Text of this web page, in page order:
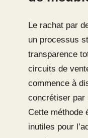
Le rachat par
un processus
transparence
circuits de
commence à
concrétiser par
Cette méthode
inutiles pour